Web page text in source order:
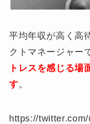
平均年収が高く高
クトマネージャー
トレスを感じる場
す。
https://